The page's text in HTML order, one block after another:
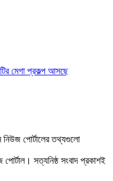
মেগা প্রকল্প আসছে
পোর্টালের তথ্যগুলো
সত্যনিষ্ঠ সংবাদ প্রকাশই